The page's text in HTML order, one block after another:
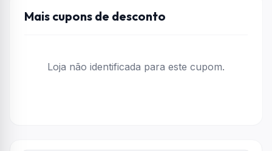
Mais cupons de desconto
Loja não identificada para este cupom.